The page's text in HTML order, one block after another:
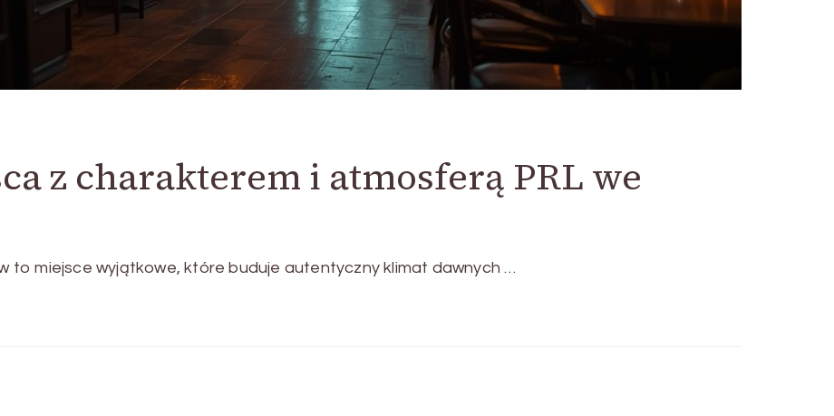
z charakterem i atmosferą PRL we
to miejsce wyjątkowe, które buduje autentyczny klimat dawnych …